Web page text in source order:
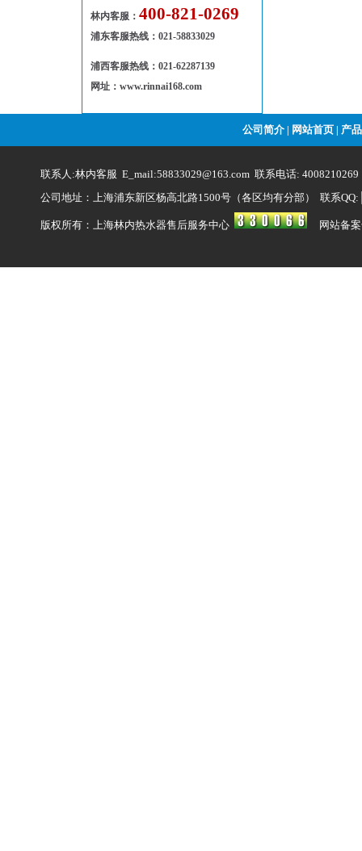
林内客服： 400-821-0269
浦东客服热线： 021-58833029
浦西客服热线：021-62287139
网址：www.rinnai168.com
公司简介| 网站首页 产
联系人:林内客服 E_mail:58833029@163.com 联系电话:
公司地址：上海浦东新区杨高北路1500号（各区均有分部） 联系QQ:
版权所有：上海林内热水器售后服务中心 网站备